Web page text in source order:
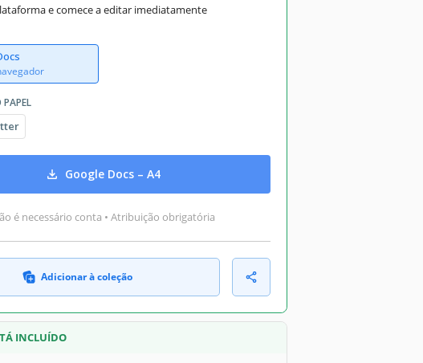
e comece a editar imediatamente
Google Docs – A4
é necessário conta • Atribuição obrigatória
Adicionar à coleção
INCLUÍDO